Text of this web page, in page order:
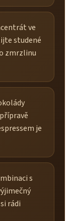
ve
studené
zmrzlinu
je
s
rádi